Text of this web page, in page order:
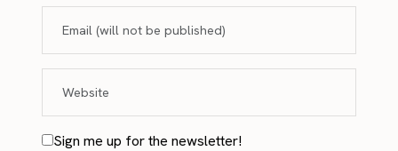
Sign me up for the newsletter!